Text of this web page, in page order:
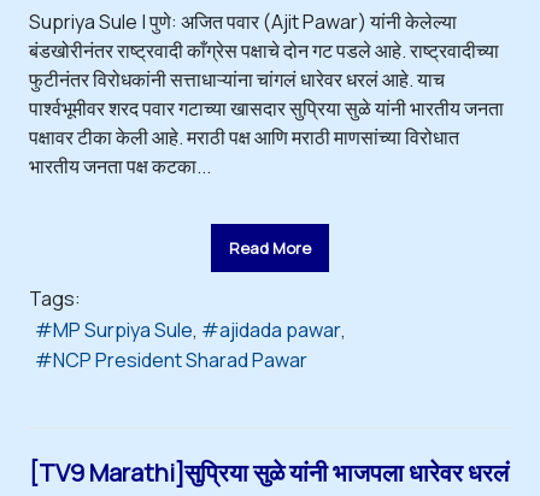
Supriya Sule | पुणे: अजित पवार (Ajit Pawar) यांनी केलेल्या
बंडखोरीनंतर राष्ट्रवादी काँग्रेस पक्षाचे दोन गट पडले आहे. राष्ट्रवादीच्या
फुटीनंतर विरोधकांनी सत्ताधाऱ्यांना चांगलं धारेवर धरलं आहे. याच
पार्श्वभूमीवर शरद पवार गटाच्या खासदार सुप्रिया सुळे यांनी भारतीय जनता
पक्षावर टीका केली आहे. मराठी पक्ष आणि मराठी माणसांच्या विरोधात
भारतीय जनता पक्ष कटका...
Read More
Tags:
MP Surpiya Sule
ajidada pawar
NCP President Sharad Pawar
[TV9 Marathi]सुप्रिया सुळे यांनी भाजपला धारेवर धरलं